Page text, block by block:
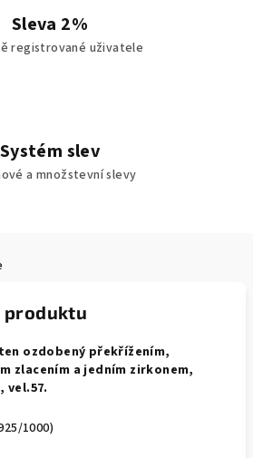
Sleva 2%
registrované uživatele
Systém slev
a množstevní slevy
produktu
ozdobený překřížením,
zlacením a jedním zirkonem,
vel.57.
1000)